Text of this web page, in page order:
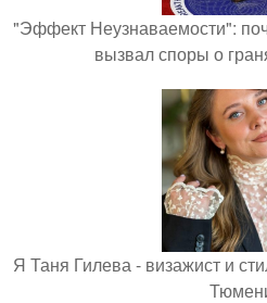
"Эффект Неузнаваемости":
вызвал споры о
Я Таня Гилева - визажист и